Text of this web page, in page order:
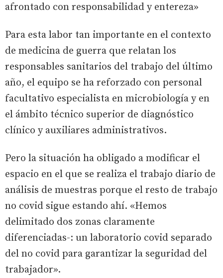
afrontado con responsabilidad y entereza»
Para esta labor tan importante en el contexto
de medicina de guerra que relatan los
responsables sanitarios del trabajo del último
año, el equipo se ha reforzado con personal
facultativo especialista en microbiología y en
el ámbito técnico superior de diagnóstico
clínico y auxiliares administrativos.
Pero la situación ha obligado a modificar el
espacio en el que se realiza el trabajo diario de
análisis de muestras porque el resto de trabajo
no covid sigue estando ahí. «Hemos
delimitado dos zonas claramente
diferenciadas-: un laboratorio covid separado
del no covid para garantizar la seguridad del
trabajador».